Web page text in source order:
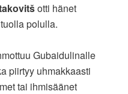
otti hänet
polulla.
Gubaidulinalle
piirtyy uhmakkaasti
tai ihmisäänet